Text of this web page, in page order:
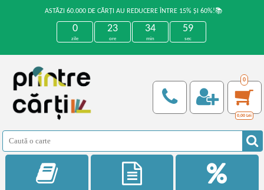
ASTĂZI 60.000 DE CĂRȚI AU REDUCERE ÎNTRE 15% ȘI 60%!📚
0
zile
23
ore
34
min
59
sec
0
0,00 Lei